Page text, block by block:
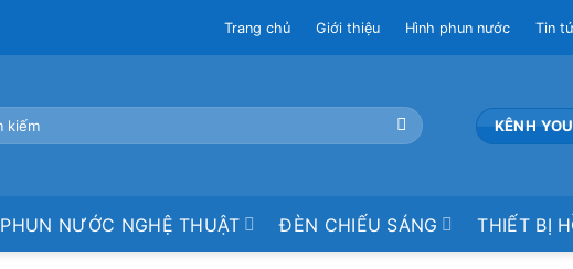
Trang chủ Giới thiệu Hình phun nước Tin
KÊNH
PHUN NƯỚC NGHỆ THUẬT ĐÈN CHIẾU SÁNG THIẾT BỊ